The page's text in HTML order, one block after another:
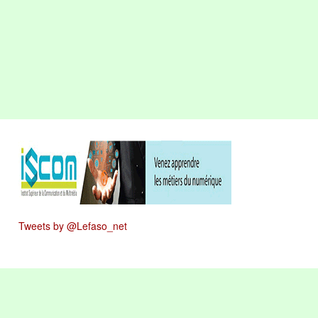
Tweets by @Lefaso_net